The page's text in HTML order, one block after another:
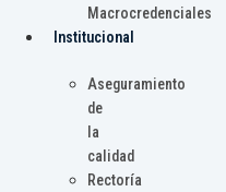
Macrocredenciales
Institucional
Aseguramiento
de
la
calidad
Rectoría